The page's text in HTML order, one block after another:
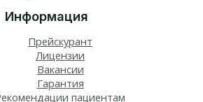
Информация
Прейскурант
Лицензии
Вакансии
Гарантия
пациентам